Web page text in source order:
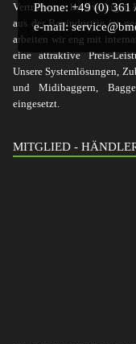
Phone: +49 (0) 361
e-mail:
Vertrieb von hochwertigen
aus der Bauindustrie im
arbeiten wir eng mit
eine attraktive Preis-
Unsere Systemlösungen,
und Midibaggern,
eingesetzt.
MITGLIED -